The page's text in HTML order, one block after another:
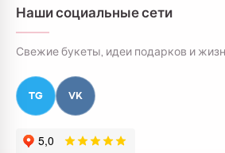
Наши социальные сети
Свежие букеты, идеи подарков и
TG VK